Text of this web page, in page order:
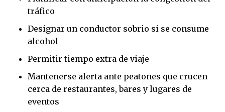
tráfico
Designar un conductor sobrio si se consume
alcohol
Permitir tiempo extra de viaje
Mantenerse alerta ante peatones que crucen
cerca de restaurantes, bares y lugares de
eventos